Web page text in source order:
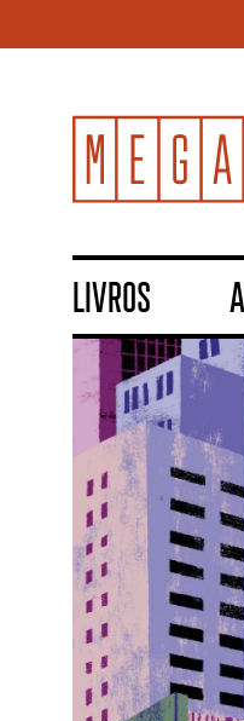
LIVROS